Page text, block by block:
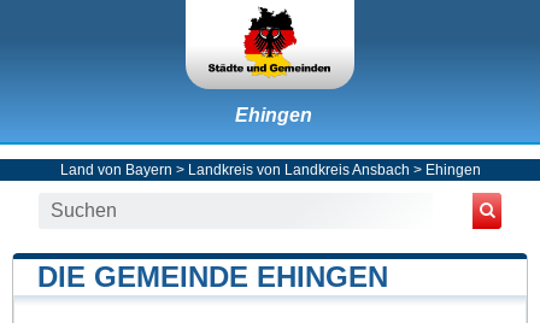
Ehingen
Land von Bayern > Landkreis von Landkreis Ansbach > Ehingen
DIE GEMEINDE EHINGEN